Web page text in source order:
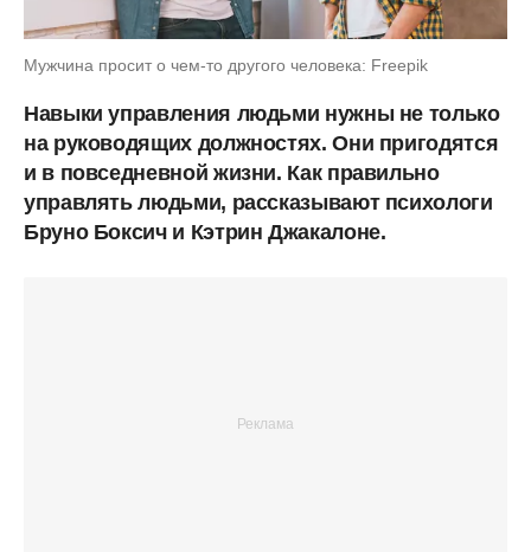
Мужчина просит о чем-то другого человека: Freepik
Навыки управления людьми нужны не только
на руководящих должностях. Они пригодятся
и в повседневной жизни. Как правильно
управлять людьми, рассказывают психологи
Бруно Боксич и Кэтрин Джакалоне.